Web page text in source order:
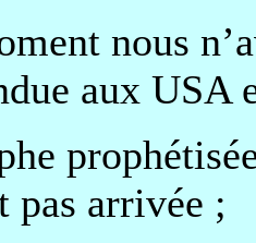
nous
aux USA
pas arrivée ;